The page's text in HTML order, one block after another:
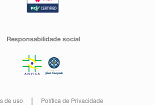
Responsabilidade social
de uso Política de Privacidade